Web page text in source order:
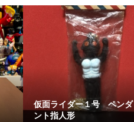
仮面ライダー１号 ペンダ
ント指人形